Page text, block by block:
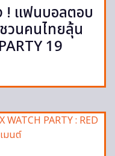
! แฟนบอลตอบ
วนคนไทยลุ้น
19